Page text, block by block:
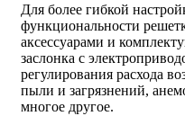
Для более гибкой
функциональности
аксессуарами и
заслонка с
регулирования расхода
пыли и загрязнений,
многое другое.